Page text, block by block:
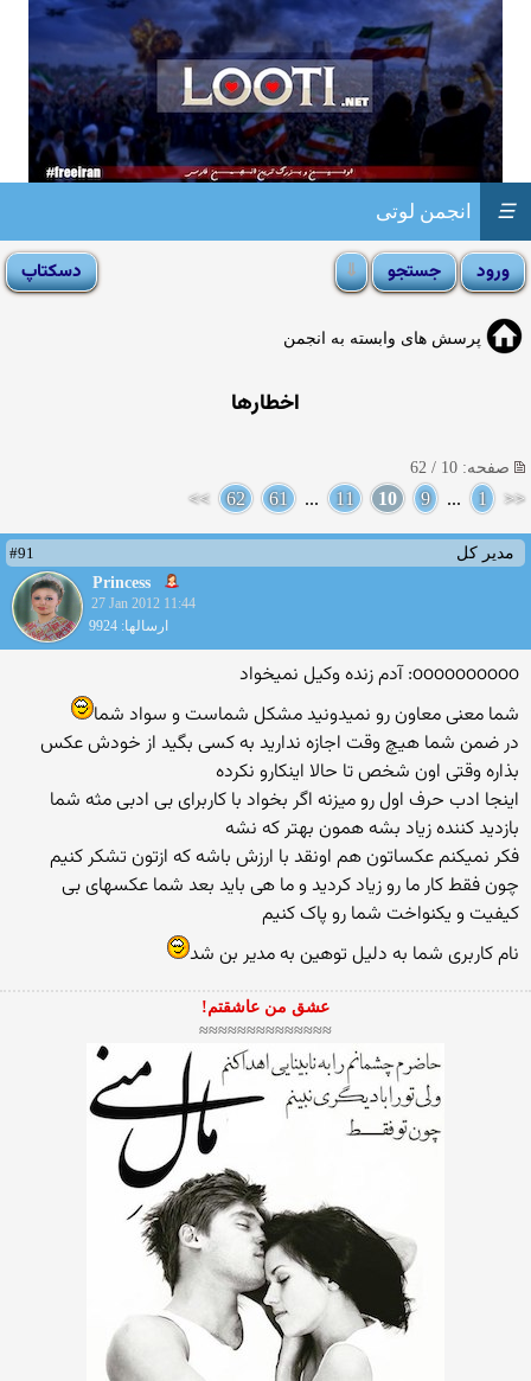
انجمن لوتی ☰
پرسش های وابسته به انجمن
اخطارها
صفحه: 10 / 62
<<
1
...
9
10
11
...
61
62
>>
مدیر کل
#91
Princess
27 Jan 2012 11:44
ارسالها: 9924
oooooooooo: آدم زنده وکیل نمیخواد
شما معنی معاون رو نمیدونید مشکل شماست و سواد شما
در ضمن شما هیچ وقت اجازه ندارید به کسی بگید از خودش عکس
بذاره وقتی اون شخص تا حالا اینکارو نکرده
اینجا ادب حرف اول رو میزنه اگر بخواد با کاربرای بی ادبی مثه شما
بازدید کننده زیاد بشه همون بهتر که نشه
فکر نمیکنم عکساتون هم اونقد با ارزش باشه که ازتون تشکر کنیم
چون فقط کار ما رو زیاد کردید و ما هی باید بعد شما عکسهای بی
کیفیت و یکنواخت شما رو پاک کنیم
نام کاربری شما به دلیل توهین به مدیر بن شد
عشق من عاشقتم!
≈≈≈≈≈≈≈≈≈≈≈≈≈≈